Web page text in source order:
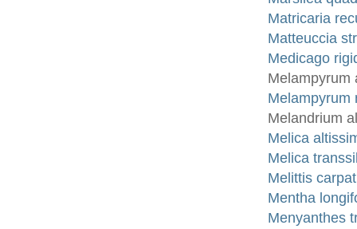
Matricaria
Matteuccia
Medicago
Melampyrum
Melampyrum
Melandrium
Melica
Melica
Melittis
Mentha
Menyanthes